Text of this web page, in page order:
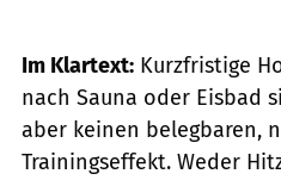
Im Klartext: Kurzfristige
nach Sauna oder Eisbad
aber keinen belegbaren,
Trainingseffekt. Weder